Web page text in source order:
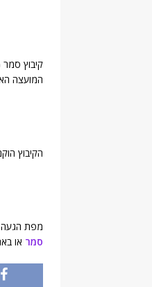
המועצה
הקיבוץ הוקם בשנת 1976 ע"י אנשי התנועה
מפת הגעה
סמר או